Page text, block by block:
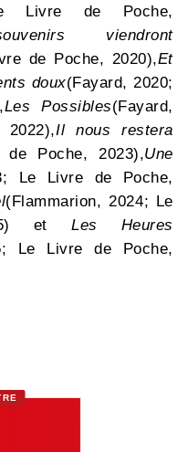
Livre de Poche,
viendront
de Poche, 2020),Et
doux(Fayard, 2020;
Les Possibles(Fayard,
Il nous restera
Poche, 2023),Une
Le Livre de Poche,
(Flammarion, 2024; Le
etLes Heures
Le Livre de Poche,